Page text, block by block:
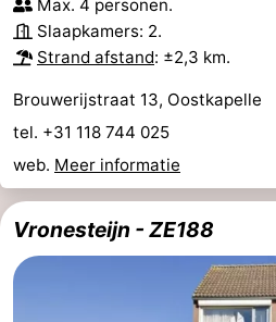
Max. 4 personen.
Slaapkamers: 2.
Strand afstand: ±2,3 km.
Brouwerijstraat 13, Oostkapelle
tel. +31 118 744 025
web. Meer informatie
Vronesteijn - ZE188